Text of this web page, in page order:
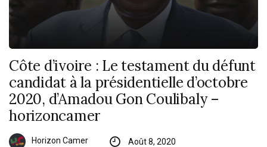
Côte d’ivoire : Le testament du défunt
candidat à la présidentielle d’octobre
2020, d’Amadou Gon Coulibaly –
horizoncamer
Horizon Camer Août 8, 2020